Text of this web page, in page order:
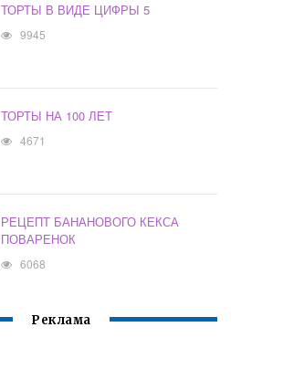
ТОРТЫ В ВИДЕ ЦИФРЫ 5
9945
ТОРТЫ НА 100 ЛЕТ
4671
РЕЦЕПТ БАНАНОВОГО КЕКСА
ПОВАРЕНОК
6068
Реклама